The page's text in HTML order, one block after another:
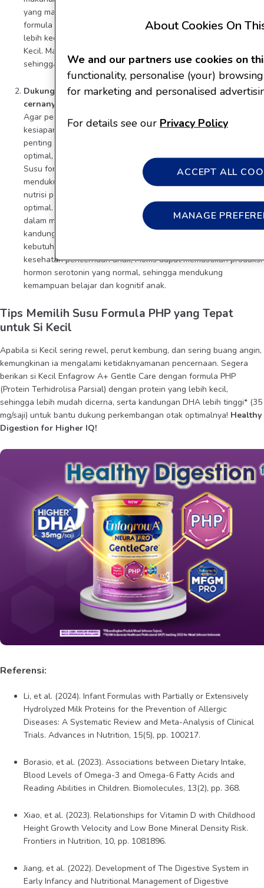
yang masih berkembang, Moms dapat memberikan si Kecil susu
formula PHP yang diformulasikan khusus dengan protein yang
lebih kecil, sehingga lebih mudah dicerna oleh pencernaan si
Kecil. Maka, resiko masalah pencernaan si Kecil pun berkurang,
sehingga perutnya menjadi lebih nyaman.
Dukung perkembangan otak optimal si Kecil lewat saluran
cernanya yang sehat
Agar perkembangan otak si Kecil optimal untuk dukung
kesiapan belajarnya, tubuh si Kecil perlu menyerap nutrisi
penting seperti DHA. Tapi, jika sistem pencernaan si Kecil belum
optimal, maka penyerapan nutrisi penting pun bisa terhambat.
Susu formula PHP yang mudah dicerna, dapat bantu
mendukung kesehatan saluran pencernaan si Kecil, sehingga
nutrisi penting untuk otak, seperti DHA dapat diserap secara
optimal. Maka daripada itu, penting agar Moms pun cermat
dalam memilih susu formula PHP untuk si Kecil. Pastikan
kandungan DHA-nya juga tinggi ya, Moms, untuk dukung
kebutuhan DHAnya hingga 100mg per hari. Dengan menjaga
kesehatan pencernaan anak, Moms dapat memastikan produksi
hormon serotonin yang normal, sehingga mendukung
kemampuan belajar dan kognitif anak.
Tips Memilih Susu Formula PHP yang Tepat
untuk Si Kecil
Apabila si Kecil sering rewel, perut kembung, dan sering buang angin,
kemungkinan ia mengalami ketidaknyamanan pencernaan. Segera
berikan si Kecil Enfagrow A+ Gentle Care dengan formula PHP
(Protein Terhidrolisa Parsial) dengan protein yang lebih kecil,
sehingga lebih mudah dicerna, serta kandungan DHA lebih tinggi* (35
mg/saji) untuk bantu dukung perkembangan otak optimalnya! Healthy
Digestion for Higher IQ!
Referensi:
Li, et al. (2024). Infant Formulas with Partially or Extensively
Hydrolyzed Milk Proteins for the Prevention of Allergic
Diseases: A Systematic Review and Meta-Analysis of Clinical
Trials. Advances in Nutrition, 15(5), pp. 100217.
Borasio, et al. (2023). Associations between Dietary Intake,
Blood Levels of Omega-3 and Omega-6 Fatty Acids and
Reading Abilities in Children. Biomolecules, 13(2), pp. 368.
Xiao, et al. (2023). Relationships for Vitamin D with Childhood
Height Growth Velocity and Low Bone Mineral Density Risk.
Frontiers in Nutrition, 10, pp. 1081896.
Jiang, et al. (2022). Development of The Digestive System in
Early Infancy and Nutritional Management of Digestive
About Cookies On
We and our partners use cookies on
functionality, personalise (your)
for marketing and personalised
For details see our Privacy Policy
MANAGE
ACCEPT ALL